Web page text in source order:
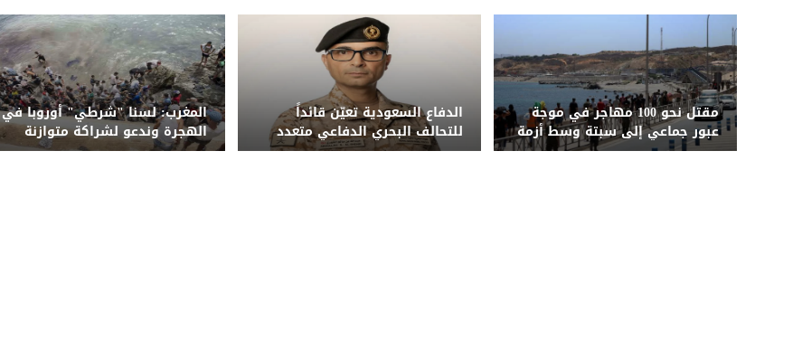
مقتل نحو 100 مهاجر في موجة
عبور جماعي إلى سبتة وسط أزمة
إنسانية وأمنية
الدفاع السعودية تعيّن قائداً
للتحالف البحري الدفاعي متعدد
الجنسيات
المغرب: لسنا "شرطي" أوروبا في
الهجرة وندعو لشراكة متوازنة